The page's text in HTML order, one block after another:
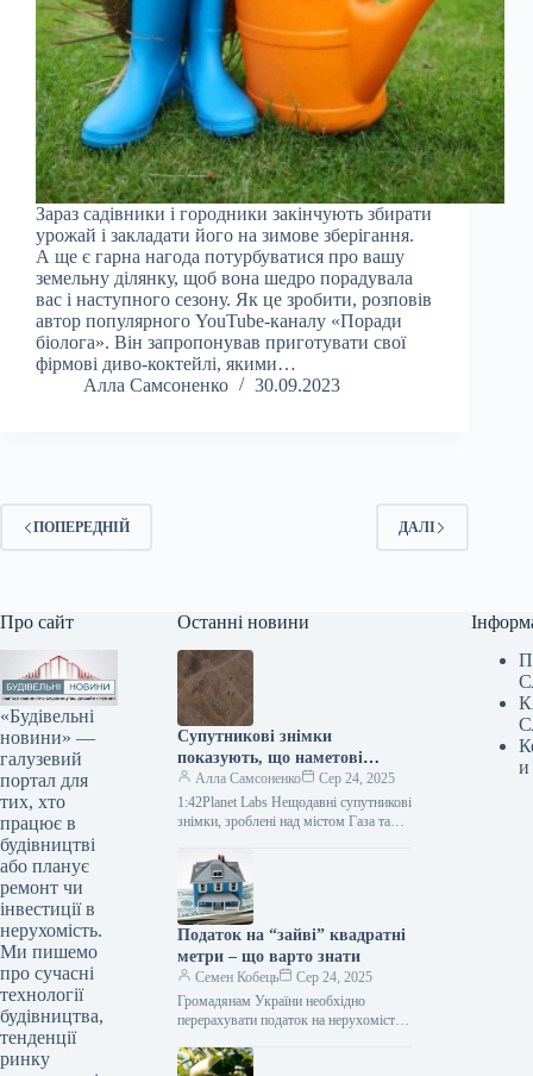
Зараз садівники і городники закінчують збирати
урожай і закладати його на зимове зберігання.
А ще є гарна нагода потурбуватися про вашу
земельну ділянку, щоб вона шедро порадувала
вас і наступного сезону. Як це зробити, розповів
автор популярного YouTube-каналу «Поради
біолога». Він запропонував приготувати свої
фірмові диво-коктейлі, якими…
Алла Самсоненко
30.09.2023
ПОПЕРЕДНІЙ ДАЛІ
Про сайт
«Будівельні
новини» —
галузевий
портал для
тих, хто
працює в
будівництві
або планує
ремонт чи
інвестиції в
нерухомість.
Ми пишемо
про сучасні
технології
будівництва,
тенденції
ринку
Останні новини
Супутникові знімки
показують, що наметові
містечка спорожніли,
оскільки Армія оборони
Ізраїлю розширює операцію в
Алла Самсоненко
Сер 24, 2025
1:42Planet Labs Нещодавні супутникові
знімки, зроблені над містом Газа та
підготовку до розширеної військової
операції там…
Податок на “зайві” квадратні
метри – що варто знати
Семен Кобець
Сер 24, 2025
Громадянам України необхідно
перерахувати податок на нерухомість
повідомлення доступно через
и